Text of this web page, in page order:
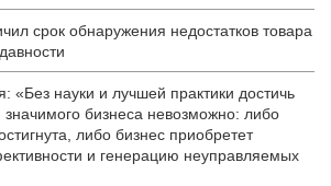
срок обнаружения недостатков товара
«Без науки и лучшей практики достичь
значимого бизнеса невозможно: либо
либо бизнес приобретет
и генерацию неуправляемых